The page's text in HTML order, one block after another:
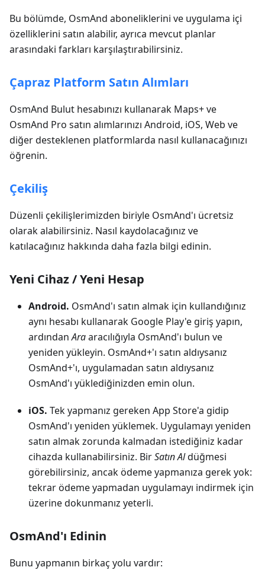
Bu bölümde, OsmAnd aboneliklerini ve uygulama içi
özelliklerini satın alabilir, ayrıca mevcut planlar
arasındaki farkları karşılaştırabilirsiniz.
Çapraz Platform Satın Alımları
OsmAnd Bulut hesabınızı kullanarak Maps+ ve
OsmAnd Pro satın alımlarınızı Android, iOS, Web ve
diğer desteklenen platformlarda nasıl kullanacağınızı
öğrenin.
Çekiliş
Düzenli çekilişlerimizden biriyle OsmAnd'ı ücretsiz
olarak alabilirsiniz. Nasıl kaydolacağınız ve
katılacağınız hakkında daha fazla bilgi edinin.
Yeni Cihaz / Yeni Hesap
Android. OsmAnd'ı satın almak için kullandığınız
aynı hesabı kullanarak Google Play'e giriş yapın,
ardındanAraaracılığıyla OsmAnd'ı bulun ve
yeniden yükleyin. OsmAnd+'ı satın aldıysanız
OsmAnd+'ı, uygulamadan satın aldıysanız
OsmAnd'ı yüklediğinizden emin olun.
iOS. Tek yapmanız gereken App Store'a gidip
OsmAnd'ı yeniden yüklemek. Uygulamayı yeniden
satın almak zorunda kalmadan istediğiniz kadar
cihazda kullanabilirsiniz. BirSatın Aldüğmesi
görebilirsiniz, ancak ödeme yapmanıza gerek yok:
tekrar ödeme yapmadan uygulamayı indirmek için
üzerine dokunmanız yeterli.
OsmAnd'ı Edinin
Bunu yapmanın birkaç yolu vardır: